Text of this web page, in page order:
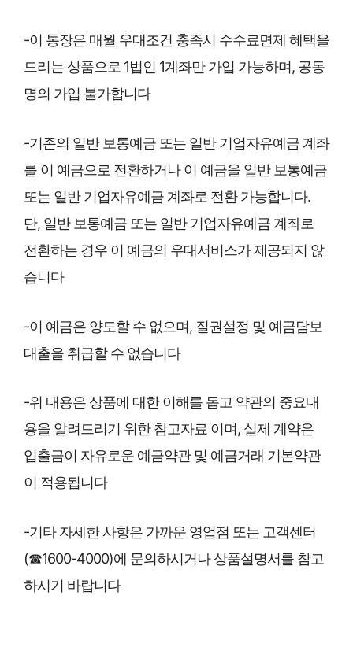
-이 통장은 매월 우대조건 충족시 수수료면제 혜택을
드리는 상품으로 1법인 1계좌만 가입 가능하며, 공동
명의 가입 불가합니다
-기존의 일반 보통예금 또는 일반 기업자유예금 계좌
를 이 예금으로 전환하거나 이 예금을 일반 보통예금
또는 일반 기업자유예금 계좌로 전환 가능합니다.
단, 일반 보통예금 또는 일반 기업자유예금 계좌로
전환하는 경우 이 예금의 우대서비스가 제공되지 않
습니다
-이 예금은 양도할 수 없으며, 질권설정 및 예금담보
대출을 취급할 수 없습니다
-위 내용은 상품에 대한 이해를 돕고 약관의 중요내
용을 알려드리기 위한 참고자료 이며, 실제 계약은
입출금이 자유로운 예금약관 및 예금거래 기본약관
이 적용됩니다
-기타 자세한 사항은 가까운 영업점 또는 고객센터
(☎1600-4000)에 문의하시거나 상품설명서를 참고
하시기 바랍니다